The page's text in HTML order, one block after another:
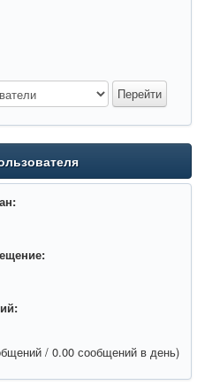
/ 0.00 сообщений в день)